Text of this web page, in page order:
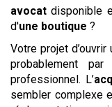
avocat disponible
d'une boutique ?
Votre projet d’ouvrir
probablement
professionnel. L’
sembler complexe